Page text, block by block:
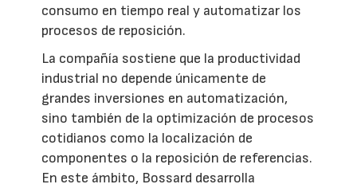
consumo en tiempo real y automatizar los
procesos de reposición.
La compañía sostiene que la productividad
industrial no depende únicamente de
grandes inversiones en automatización,
sino también de la optimización de procesos
cotidianos como la localización de
componentes o la reposición de referencias.
En este ámbito, Bossard desarrolla